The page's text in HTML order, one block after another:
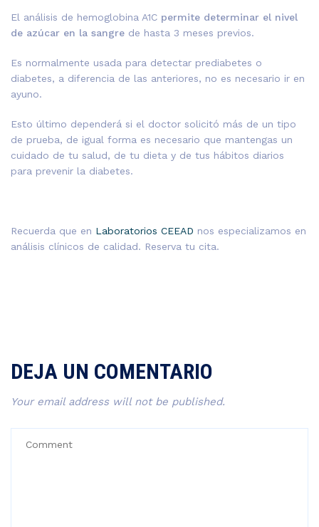
El análisis de hemoglobina A1C permite determinar el nivel
de azúcar en la sangre de hasta 3 meses previos.
Es normalmente usada para detectar prediabetes o
diabetes, a diferencia de las anteriores, no es necesario ir en
ayuno.
Esto último dependerá si el doctor solicitó más de un tipo
de prueba, de igual forma es necesario que mantengas un
cuidado de tu salud, de tu dieta y de tus hábitos diarios
para prevenir la diabetes.
Recuerda que en Laboratorios CEEAD nos especializamos en
análisis clínicos de calidad. Reserva tu cita.
DEJA UN COMENTARIO
Your email address will not be published.